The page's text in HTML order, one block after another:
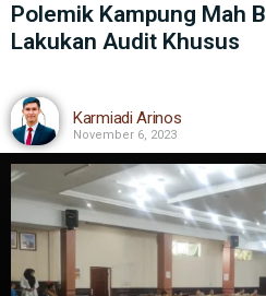
Polemik Kampung Mah
Lakukan Audit Khusus
Karmiadi Arinos
November 6, 2023